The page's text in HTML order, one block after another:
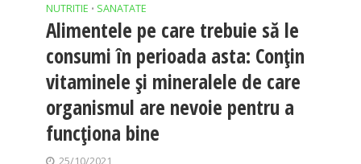
NUTRITIE • SANATATE
Alimentele pe care trebuie să le
consumi în perioada asta: Conțin
vitaminele și mineralele de care
organismul are nevoie pentru a
funcționa bine
25/10/2021